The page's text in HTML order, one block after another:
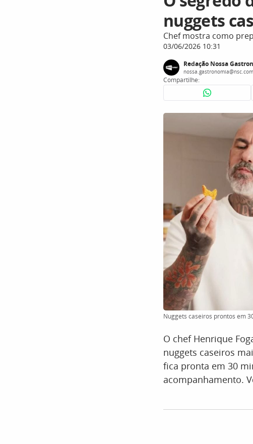
nuggets
Chef mostra como
03/06/2026 10:31
Redação Nossa
Compartilhe:
Nuggets caseiros prontos em
O chef Henrique
nuggets caseiros
fica pronta em 30
acompanhamento.